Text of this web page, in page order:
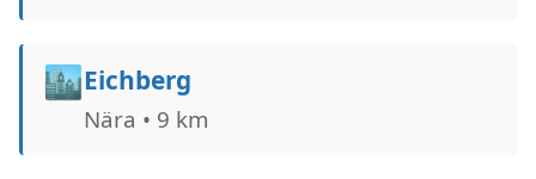
🏙️Eichberg
Nära • 9 km